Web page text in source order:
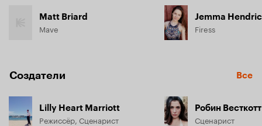
Matt Briard
Mave
Jemma
Firess
Создатели Все
Lilly Heart Marriott
Режиссёр, Сценарист
Робин Весткотт
Сценарист